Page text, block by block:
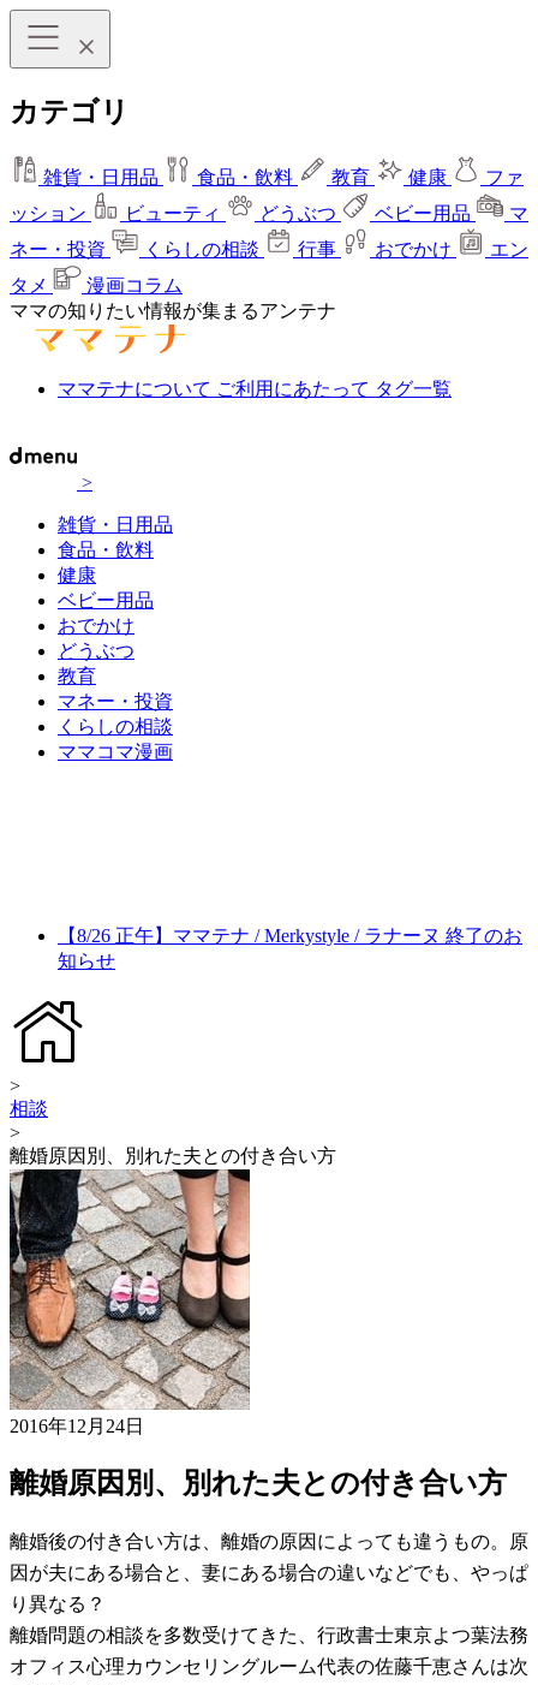
カテゴリ
雑貨・日用品 食品・飲料 教育 健康
ファ
ッション
ビューティ どうぶつ ベビー用品
マ
ネー・投資
くらしの相談 行事 おでかけ
エン
タメ
漫画コラム
ママの知りたい情報が集まるアンテナ
ママテナについて ご利用にあたって タグ一覧
>
雑貨・日用品
食品・飲料
健康
ベビー用品
おでかけ
どうぶつ
教育
マネー・投資
くらしの相談
ママコマ漫画
【8/26 正午】ママテナ / Merkystyle / ラナーヌ 終了のお
知らせ
>
相談
>
離婚原因別、別れた夫との付き合い方
2016年12月24日
離婚原因別、別れた夫との付き合い方
離婚後の付き合い方は、離婚の原因によっても違うもの。原
因が夫にある場合と、妻にある場合の違いなどでも、やっぱ
り異なる？
離婚問題の相談を多数受けてきた、行政書士東京よつ葉法務
オフィス心理カウンセリングルーム代表の佐藤千恵さんは次